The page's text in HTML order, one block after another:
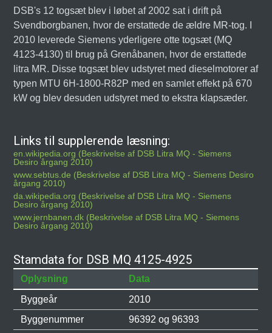
DSB's 12 togsæt blev i løbet af 2002 sat i drift på
Svendborgbanen, hvor de erstattede de ældre MR-tog. I
2010 leverede Siemens yderligere otte togsæt (MQ
4123-4130) til brug på Grenåbanen, hvor de erstattede
litra MR. Disse togsæt blev udstyret med dieselmotorer af
typen MTU 6H-1800-R82P med en samlet effekt på 670
kW og blev desuden udstyret med to ekstra klapsæder.
Links til supplerende læsning:
en.wikipedia.org (Beskrivelse af DSB Litra MQ - Siemens
Desiro årgang 2010)
www.sebtus.de (Beskrivelse af DSB Litra MQ - Siemens Desiro
årgang 2010)
da.wikipedia.org (Beskrivelse af DSB Litra MQ - Siemens
Desiro årgang 2010)
www.jernbanen.dk (Beskrivelse af DSB Litra MQ - Siemens
Desiro årgang 2010)
Stamdata for DSB MQ 4125-4925
Oplysning
Data
Byggeår
2010
Byggenummer
96392 og 96393